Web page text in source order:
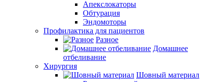
Апекслокаторы
Обтурация
Эндомоторы
Профилактика для пациентов
Разное
Домашнее
отбеливание
Хирургия
Шовный материал